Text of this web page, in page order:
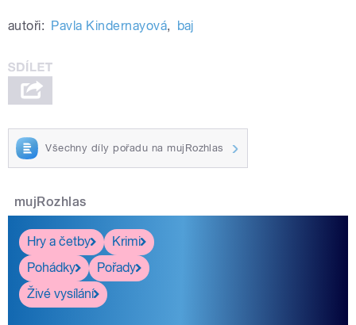
autoři: Pavla Kindernayová, baj
Všechny díly pořadu na mujRozhlas
mujRozhlas
Hry a četby
Krimi
Pohádky
Pořady
Živé vysílání